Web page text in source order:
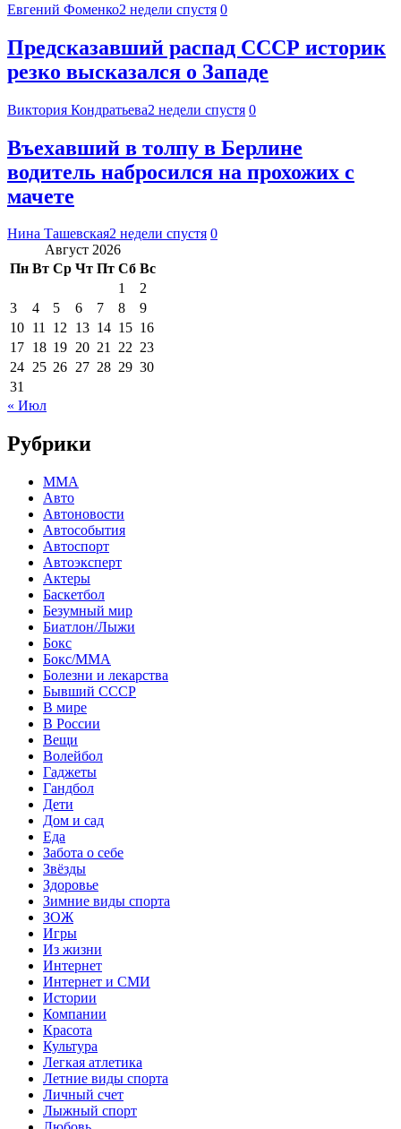
Евгений Фоменко2 недели спустя 0
Предсказавший распад СССР историк
резко высказался о Западе
Виктория Кондратьева2 недели спустя 0
Въехавший в толпу в Берлине
водитель набросился на прохожих с
мачете
Нина Ташевская2 недели спустя 0
Август 2026
Пн Вт Ср Чт Пт Сб Вс
1
2
3
4 5 6 7 8
9
10 11 12 13 14 15 16
17 18 19 20 21 22 23
24 25 26 27 28 29 30
31
« Июл
Рубрики
MMA
Авто
Автоновости
Автособытия
Автоспорт
Автоэксперт
Актеры
Баскетбол
Безумный мир
Биатлон/Лыжи
Бокс
Бокс/MMA
Болезни и лекарства
Бывший СССР
В мире
В России
Вещи
Волейбол
Гаджеты
Гандбол
Дети
Дом и сад
Еда
Забота о себе
Звёзды
Здоровье
Зимние виды спорта
ЗОЖ
Игры
Из жизни
Интернет
Интернет и СМИ
Истории
Компании
Красота
Культура
Легкая атлетика
Летние виды спорта
Личный счет
Лыжный спорт